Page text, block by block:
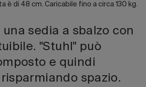
è di 48 cm. Caricabile fino a circa 130 kg.
sedia a sbalzo con
"Stuhl" può
e quindi
spazio.